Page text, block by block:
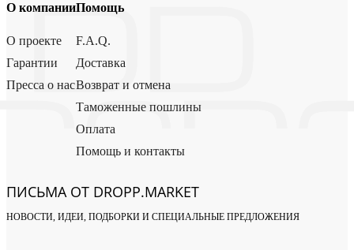
О компании
О проекте
Гарантии
Пресса о нас
Помощь
F.A.Q.
Доставка
Возврат и отмена
Таможенные пошлины
Оплата
Помощь и контакты
ПИСЬМА ОТ DROPP.MARKET
НОВОСТИ, ИДЕИ, ПОДБОРКИ И СПЕЦИАЛЬНЫЕ ПРЕДЛОЖЕНИЯ